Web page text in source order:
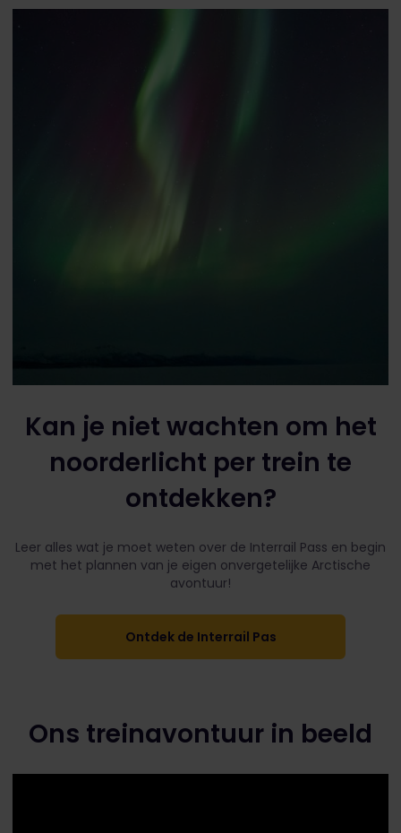
Kan je niet wachten om het
noorderlicht per trein te
ontdekken?
Leer alles wat je moet weten over de Interrail Pass en begin
met het plannen van je eigen onvergetelijke Arctische
avontuur!
Ontdek de Interrail Pas
Ons treinavontuur in beeld